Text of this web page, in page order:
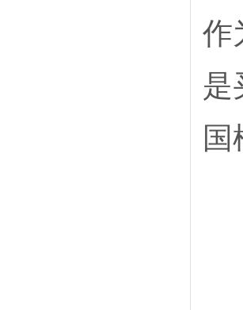
作
是
国